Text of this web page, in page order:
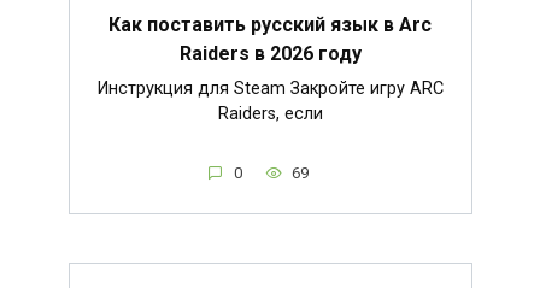
Как поставить русский язык в Arc
Raiders в 2026 году
Инструкция для Steam Закройте игру ARC
Raiders, если
0 69